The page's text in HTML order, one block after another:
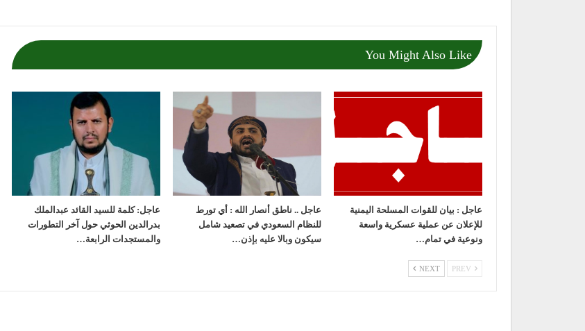
You Might Also Like
عاجل : بيان للقوات المسلحة اليمنية
للإعلان عن عملية عسكرية واسعة
ونوعية في تمام…
عاجل .. ناطق أنصار الله : أي تورط
للنظام السعودي في تصعيد شامل
سيكون وبالا عليه بإذن…
عاجل: كلمة للسيد القائد عبدالملك
بدرالدين الحوثي حول آخر التطورات
والمستجدات الرابعة…
NEXT